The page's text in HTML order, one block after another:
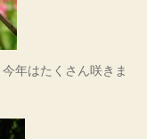
年はたくさん咲きま